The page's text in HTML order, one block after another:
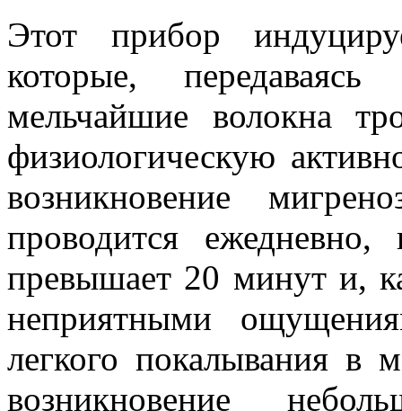
Этот прибор
которые,
мельчайшие волокна
физиологическую
возникновение
проводится
превышает 20 минут и,
неприятными
легкого покалывания в
возникновение